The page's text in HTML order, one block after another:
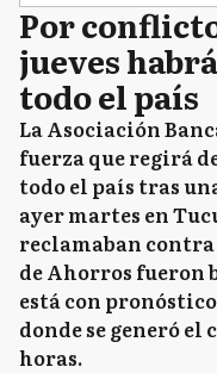
Por
jueves
todo el país
La Asociación
fuerza que regirá de
todo el país tras
ayer martes en
reclamaban contra
de Ahorros fueron
está con
donde se generó el
horas.